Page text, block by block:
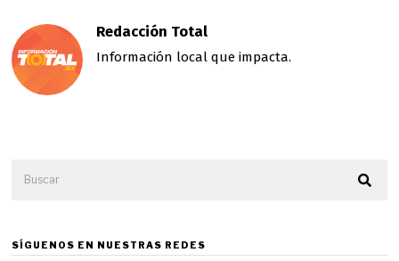
Redacción Total
Información local que impacta.
SÍGUENOS EN NUESTRAS REDES